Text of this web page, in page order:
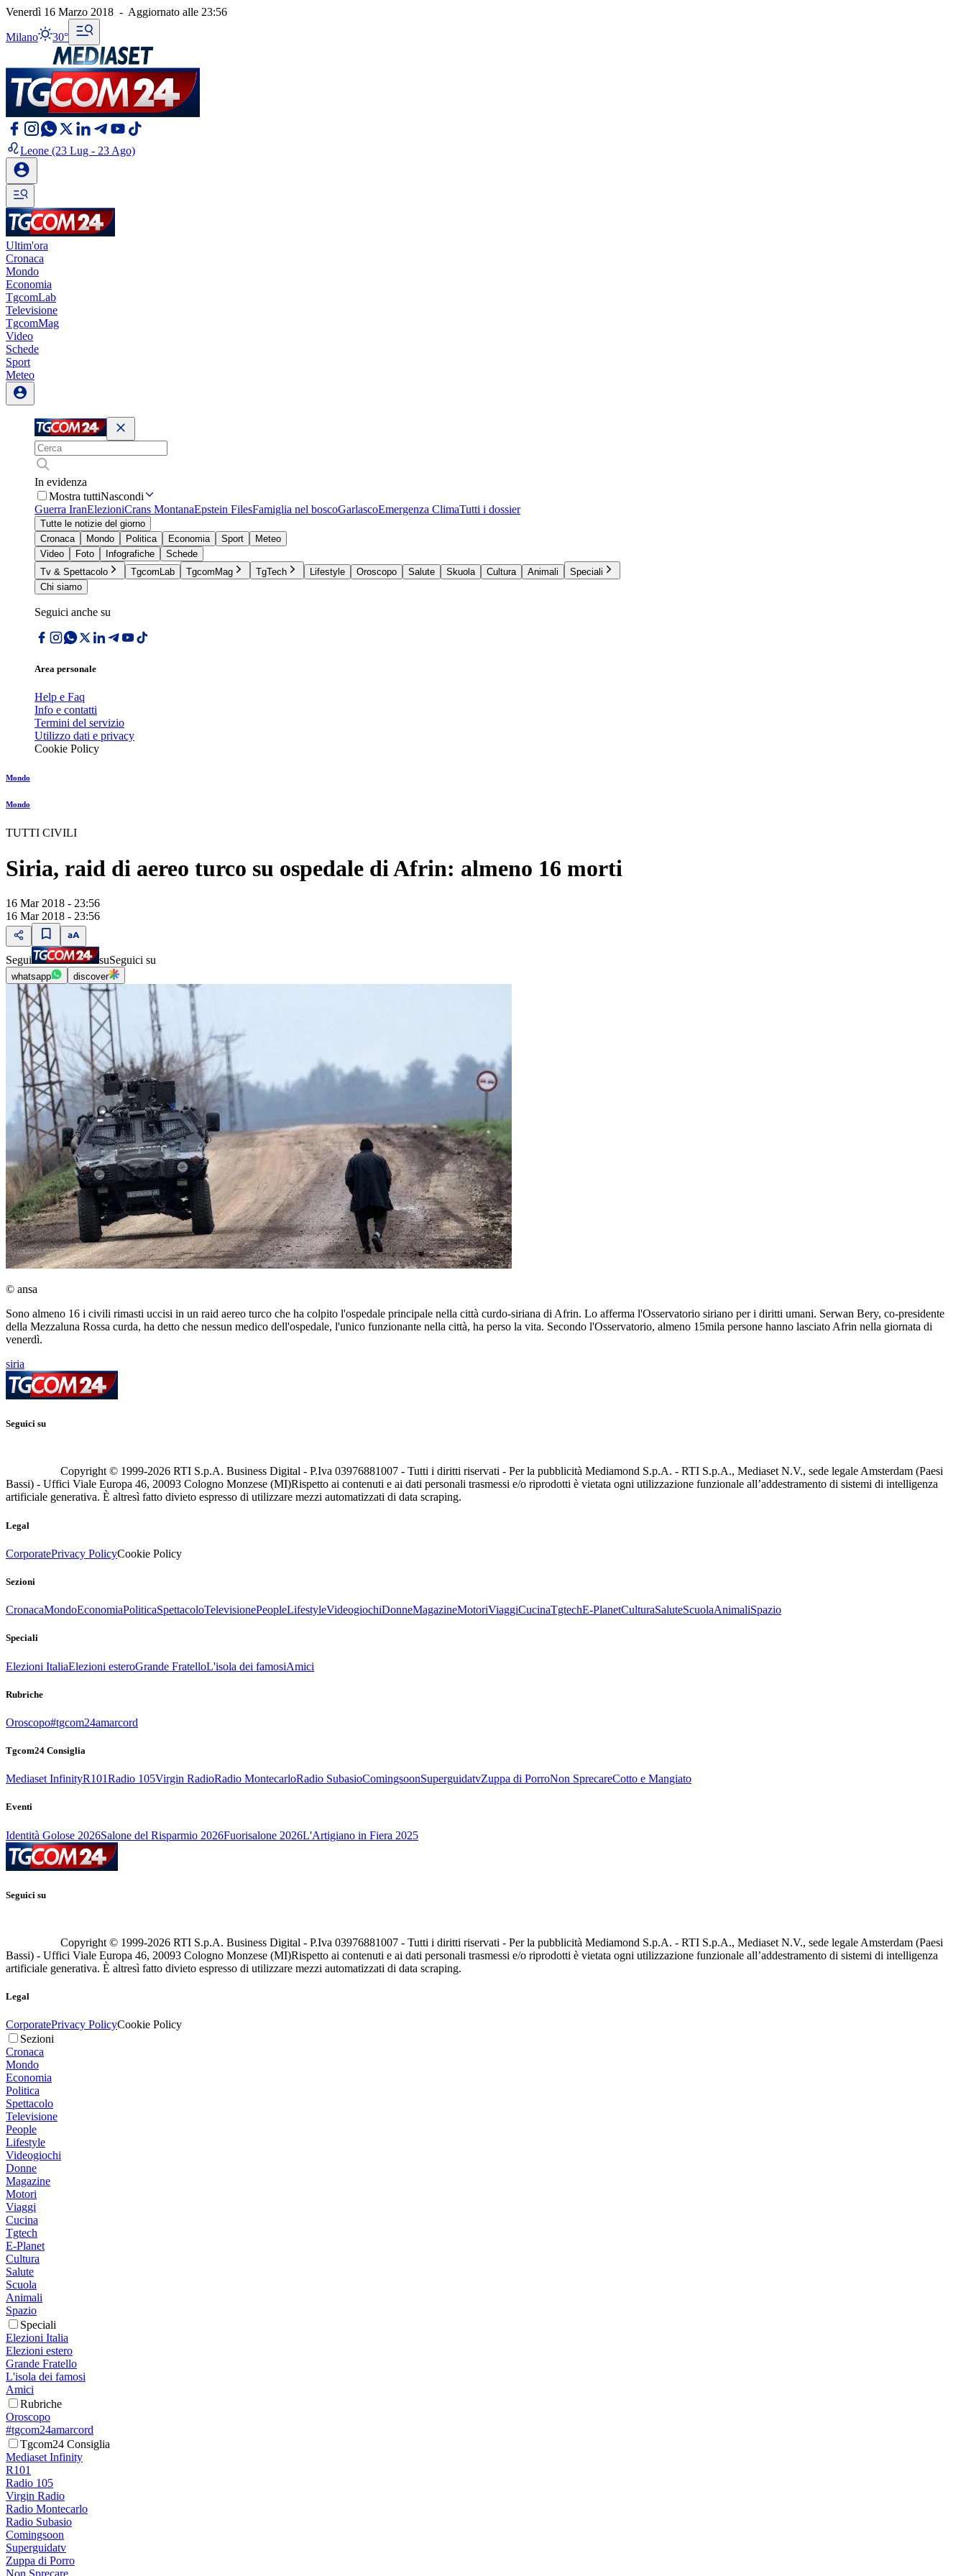
Venerdì 16 Marzo 2018 - Aggiornato alle 23:56
Milano 30°
Leone (23 Lug - 23 Ago)
Ultim'ora
Cronaca
Mondo
Economia
TgcomLab
Televisione
TgcomMag
Video
Schede
Sport
Meteo
In evidenza
Mostra tuttiNascondi
Guerra IranElezioniCrans MontanaEpstein FilesFamiglia nel boscoGarlascoEmergenza ClimaTutti i dossier
Tutte le notizie del giorno
Cronaca
Mondo Politica Economia Sport
Meteo
Video
Foto Infografiche
Schede
Tv & Spettacolo
TgcomLab TgcomMag TgTech Lifestyle Oroscopo Salute Skuola Cultura Animali
Speciali
Chi siamo
Seguici anche su
Area personale
Help e Faq
Info e contatti
Termini del servizio
Utilizzo dati e privacy
Cookie Policy
Mondo
Mondo
TUTTI CIVILI
Siria, raid di aereo turco su ospedale di Afrin: almeno 16 morti
16 Mar 2018 - 23:56
16 Mar 2018 - 23:56
Segui suSeguici su
whatsapp discover
© ansa
Sono almeno 16 i civili rimasti uccisi in un raid aereo turco che ha colpito l'ospedale principale nella città curdo-siriana di Afrin. Lo afferma l'Osservatorio siriano per i diritti umani. Serwan Bery, co-presidente
della Mezzaluna Rossa curda, ha detto che nessun medico dell'ospedale, l'unico funzionante nella città, ha perso la vita. Secondo l'Osservatorio, almeno 15mila persone hanno lasciato Afrin nella giornata di
venerdì.
siria
Seguici su
Copyright © 1999-2026 RTI S.p.A. Business Digital - P.Iva 03976881007 - Tutti i diritti riservati - Per la pubblicità Mediamond S.p.A. - RTI S.p.A., Mediaset N.V., sede legale Amsterdam (Paesi
Bassi) - Uffici Viale Europa 46, 20093 Cologno Monzese (MI)Rispetto ai contenuti e ai dati personali trasmessi e/o riprodotti è vietata ogni utilizzazione funzionale all’addestramento di sistemi di intelligenza
artificiale generativa. È altresì fatto divieto espresso di utilizzare mezzi automatizzati di data scraping.
Legal
CorporatePrivacy PolicyCookie Policy
Sezioni
CronacaMondoEconomiaPoliticaSpettacoloTelevisionePeopleLifestyleVideogiochiDonneMagazineMotoriViaggiCucinaTgtechE-PlanetCulturaSaluteScuolaAnimaliSpazio
Speciali
Elezioni ItaliaElezioni esteroGrande FratelloL'isola dei famosiAmici
Rubriche
Oroscopo#tgcom24amarcord
Tgcom24 Consiglia
Mediaset InfinityR101Radio 105Virgin RadioRadio MontecarloRadio SubasioComingsoonSuperguidatvZuppa di PorroNon SprecareCotto e Mangiato
Eventi
Identità Golose 2026Salone del Risparmio 2026Fuorisalone 2026L'Artigiano in Fiera 2025
Seguici su
Copyright © 1999-2026 RTI S.p.A. Business Digital - P.Iva 03976881007 - Tutti i diritti riservati - Per la pubblicità Mediamond S.p.A. - RTI S.p.A., Mediaset N.V., sede legale Amsterdam (Paesi
Bassi) - Uffici Viale Europa 46, 20093 Cologno Monzese (MI)Rispetto ai contenuti e ai dati personali trasmessi e/o riprodotti è vietata ogni utilizzazione funzionale all’addestramento di sistemi di intelligenza
artificiale generativa. È altresì fatto divieto espresso di utilizzare mezzi automatizzati di data scraping.
Legal
CorporatePrivacy PolicyCookie Policy
Sezioni
Cronaca
Mondo
Economia
Politica
Spettacolo
Televisione
People
Lifestyle
Videogiochi
Donne
Magazine
Motori
Viaggi
Cucina
Tgtech
E-Planet
Cultura
Salute
Scuola
Animali
Spazio
Speciali
Elezioni Italia
Elezioni estero
Grande Fratello
L'isola dei famosi
Amici
Rubriche
Oroscopo
#tgcom24amarcord
Tgcom24 Consiglia
Mediaset Infinity
R101
Radio 105
Virgin Radio
Radio Montecarlo
Radio Subasio
Comingsoon
Superguidatv
Zuppa di Porro